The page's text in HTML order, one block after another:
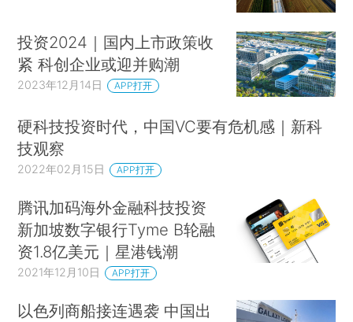
投资2024｜国内上市政策收
紧 科创企业或迎并购潮
2023年12月14日 APP打开
硬科技投资时代，中国VC要有危机感｜新科
技观察
2022年02月15日 APP打开
腾讯加码海外金融科技投资
新加坡数字银行Tyme B轮融
资1.8亿美元｜星港钱潮
2021年12月10日 APP打开
以色列商船接连遇袭 中国出